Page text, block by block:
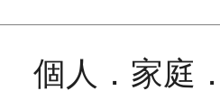
個人．家庭